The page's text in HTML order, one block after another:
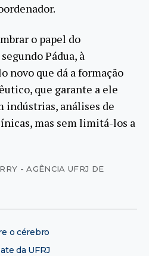
o papel do
Pádua, à
novo que dá a formação
que garante a ele
indústrias, análises de
mas sem limitá-los a
- AGÊNCIA UFRJ DE
o cérebro
da UFRJ